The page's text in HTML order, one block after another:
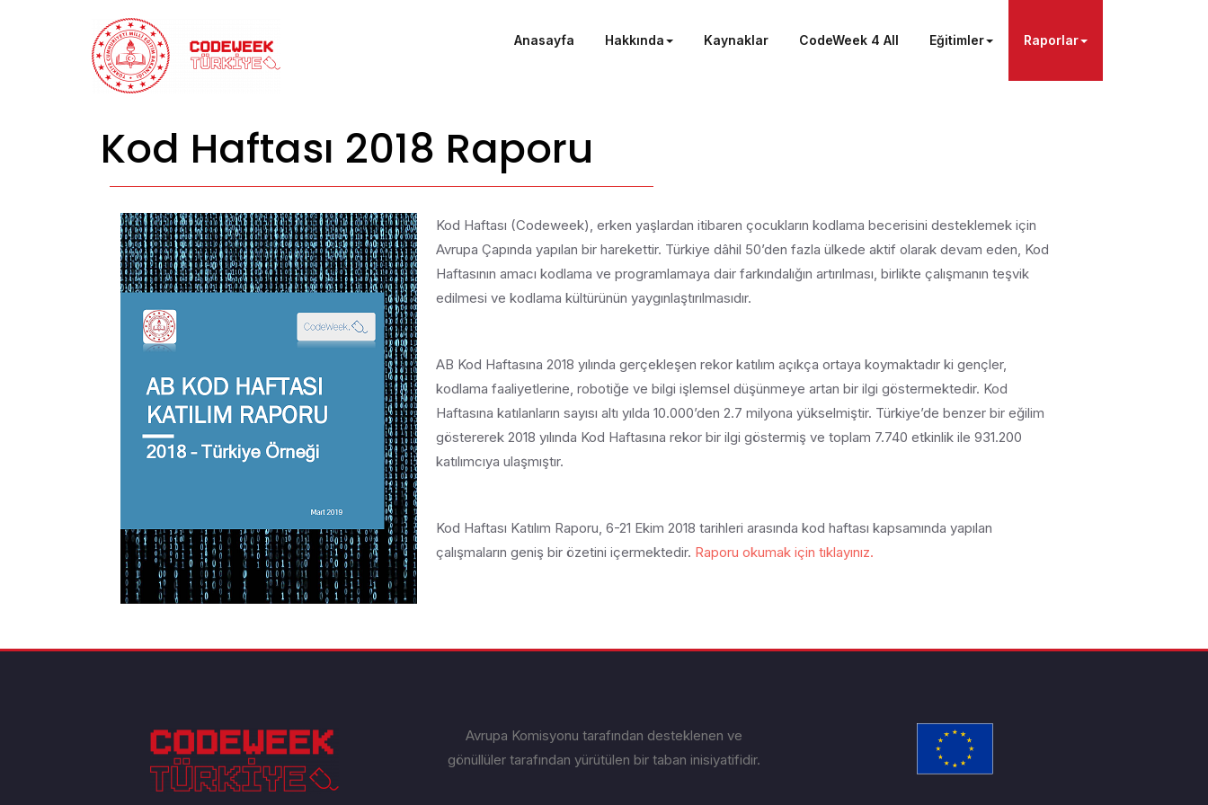
Anasayfa Hakkında Kaynaklar CodeWeek 4 All Eğitimler Raporlar
Kod Haftası 2018 Raporu
Kod Haftası (Codeweek), erken yaşlardan itibaren çocukların kodlama becerisini desteklemek için
Avrupa Çapında yapılan bir harekettir. Türkiye dâhil 50’den fazla ülkede aktif olarak devam eden, Kod
Haftasının amacı kodlama ve programlamaya dair farkındalığın artırılması, birlikte çalışmanın teşvik
edilmesi ve kodlama kültürünün yaygınlaştırılmasıdır.
AB Kod Haftasına 2018 yılında gerçekleşen rekor katılım açıkça ortaya koymaktadır ki gençler,
kodlama faaliyetlerine, robotiğe ve bilgi işlemsel düşünmeye artan bir ilgi göstermektedir. Kod
Haftasına katılanların sayısı altı yılda 10.000’den 2.7 milyona yükselmiştir. Türkiye’de benzer bir eğilim
göstererek 2018 yılında Kod Haftasına rekor bir ilgi göstermiş ve toplam 7.740 etkinlik ile 931.200
katılımcıya ulaşmıştır.
Kod Haftası Katılım Raporu, 6-21 Ekim 2018 tarihleri arasında kod haftası kapsamında yapılan
çalışmaların geniş bir özetini içermektedir. Raporu okumak için tıklayınız.
Avrupa Komisyonu tarafından desteklenen ve
gönüllüler tarafından yürütülen bir taban inisiyatifidir.